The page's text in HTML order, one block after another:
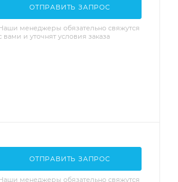
ОТПРАВИТЬ ЗАПРОС
менеджеры обязательно свяжутся
вами и уточнят условия заказа
ОТПРАВИТЬ ЗАПРОС
менеджеры обязательно свяжутся